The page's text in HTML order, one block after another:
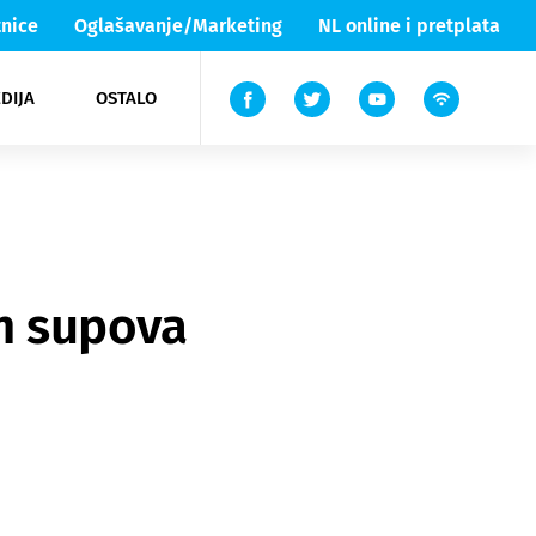
Oglašavanje/Marketing NL online i pretplata
OSTALO
Lika & Senj
TV
supova